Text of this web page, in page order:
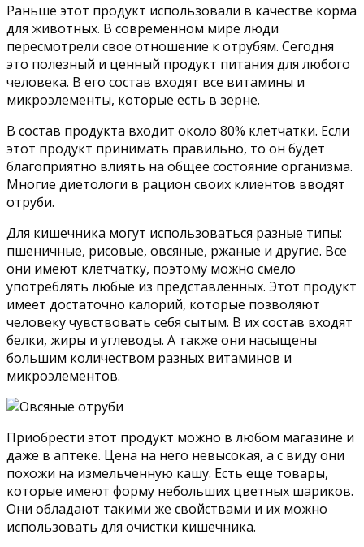
Раньше этот продукт использовали в качестве корма
для животных. В современном мире люди
пересмотрели свое отношение к отрубям. Сегодня
это полезный и ценный продукт питания для любого
человека. В его состав входят все витамины и
микроэлементы, которые есть в зерне.
В состав продукта входит около 80% клетчатки. Если
этот продукт принимать правильно, то он будет
благоприятно влиять на общее состояние организма.
Многие диетологи в рацион своих клиентов вводят
отруби.
Для кишечника могут использоваться разные типы:
пшеничные, рисовые, овсяные, ржаные и другие. Все
они имеют клетчатку, поэтому можно смело
употреблять любые из представленных. Этот продукт
имеет достаточно калорий, которые позволяют
человеку чувствовать себя сытым. В их состав входят
белки, жиры и углеводы. А также они насыщены
большим количеством разных витаминов и
микроэлементов.
Приобрести этот продукт можно в любом магазине и
даже в аптеке. Цена на него невысокая, а с виду они
похожи на измельченную кашу. Есть еще товары,
которые имеют форму небольших цветных шариков.
Они обладают такими же свойствами и их можно
использовать для очистки кишечника.